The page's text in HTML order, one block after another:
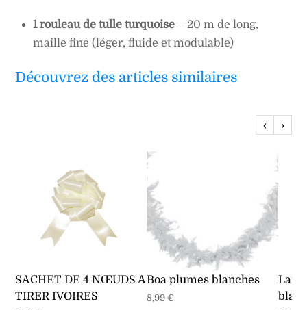
1 rouleau de tulle turquoise – 20 m de long,
maille fine (léger, fluide et modulable)
Découvrez des articles similaires
‹ ›
SACHET DE 4 NŒUDS A
TIRER IVOIRES
Boa plumes blanches
8,99€